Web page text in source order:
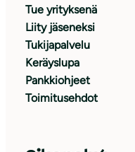
Tue yrityksenä
Liity jäseneksi
Tukijapalvelu
Keräyslupa
Pankkiohjeet
Toimitusehdot